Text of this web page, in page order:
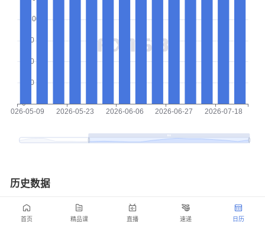
历史数据
数据日期 公布值
首页 精品课 直播 速递 日历